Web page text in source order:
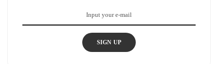
SIGN UP